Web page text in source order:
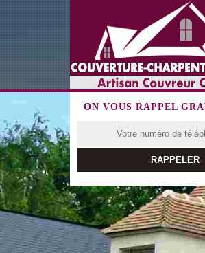
ON VOUS RAPPEL